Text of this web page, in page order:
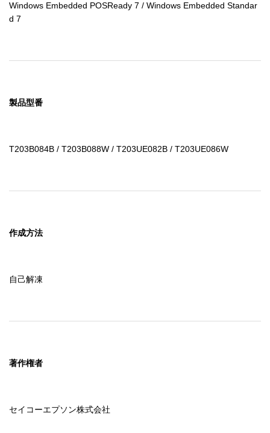
Windows Embedded POSReady 7 / Windows Embedded Standar
d 7
製品型番
T203B084B / T203B088W / T203UE082B / T203UE086W
作成方法
自己解凍
著作権者
セイコーエプソン株式会社